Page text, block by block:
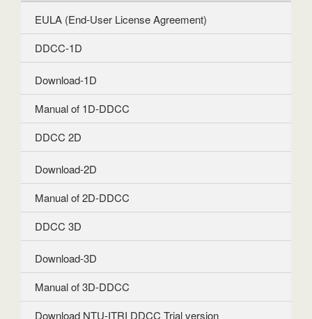
EULA (End-User License Agreement)
DDCC-1D
Download-1D
Manual of 1D-DDCC
DDCC 2D
Download-2D
Manual of 2D-DDCC
DDCC 3D
Download-3D
Manual of 3D-DDCC
Download NTU-ITRI DDCC Trial version